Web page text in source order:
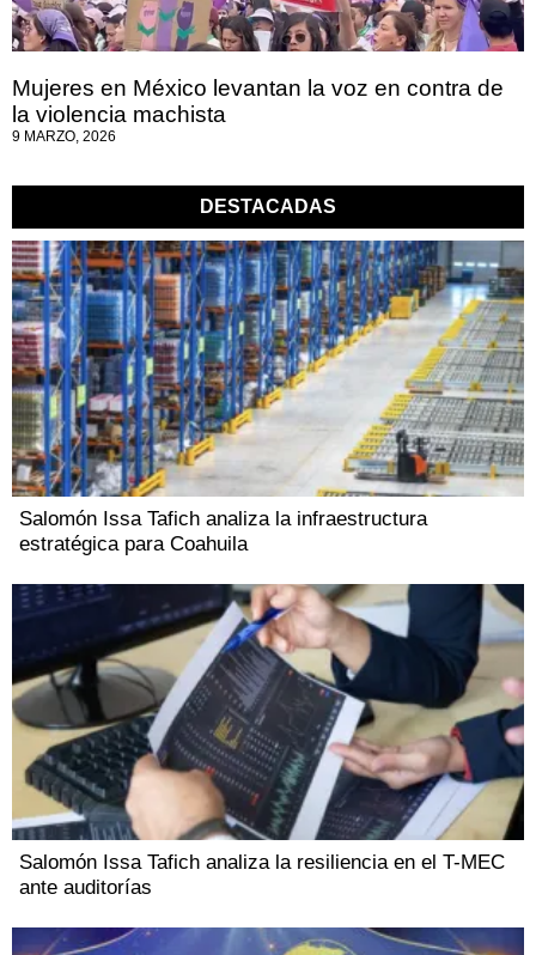
Mujeres en México levantan la voz en contra de
la violencia machista
9 MARZO, 2026
DESTACADAS
Salomón Issa Tafich analiza la infraestructura
estratégica para Coahuila
Salomón Issa Tafich analiza la resiliencia en el T-MEC
ante auditorías